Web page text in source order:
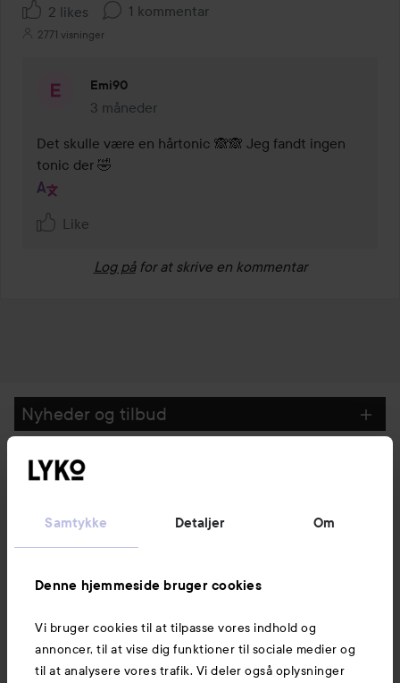
Samtykke Detaljer Om
Denne hjemmeside bruger cookies
Vi bruger cookies til at tilpasse vores indhold og
annoncer, til at vise dig funktioner til sociale medier og
til at analysere vores trafik. Vi deler også oplysninger
2 likes 1 kommentar
2771 visninger
Emi90
3 måneder
Kommentaren lades 3 måneder
Det skulle være en hårtonic 🙈🙈 Jeg fandt ingen
tonic der 🤣
Like
Log på for at skrive en kommentar
Nyheder og tilbud
Følg os
Mere at udforske